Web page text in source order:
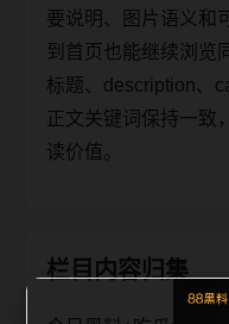
要说明、图片语义和
到首页也能继续浏览
标题、description、
正文关键词保持一致
读价值。
栏目内容归集